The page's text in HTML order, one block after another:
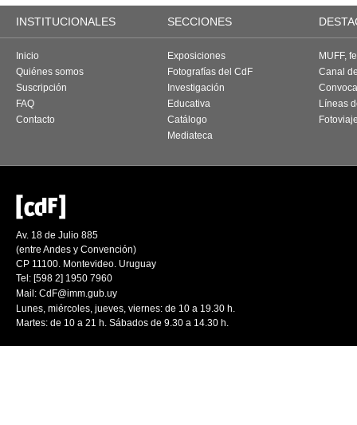
INSTITUCIONALES SECCIONES
Inicio
Quiénes somos
Suscripción
FAQ
Contacto
Exposiciones
Fotografías del CdF
Investigación
Educativa
Catálogo
Mediateca
MUFF,
Canal
Líneas
Av. 18 de Julio 885
(entre Andes y Convención)
CP 11100. Montevideo. Uruguay
Tel: [598 2] 1950 7960
Mail: CdF@imm.gub.uy
Lunes, miércoles, jueves, viernes: de 10 a 19.30 h.
Martes: de 10 a 21 h. Sábados de 9.30 a 14.30 h.